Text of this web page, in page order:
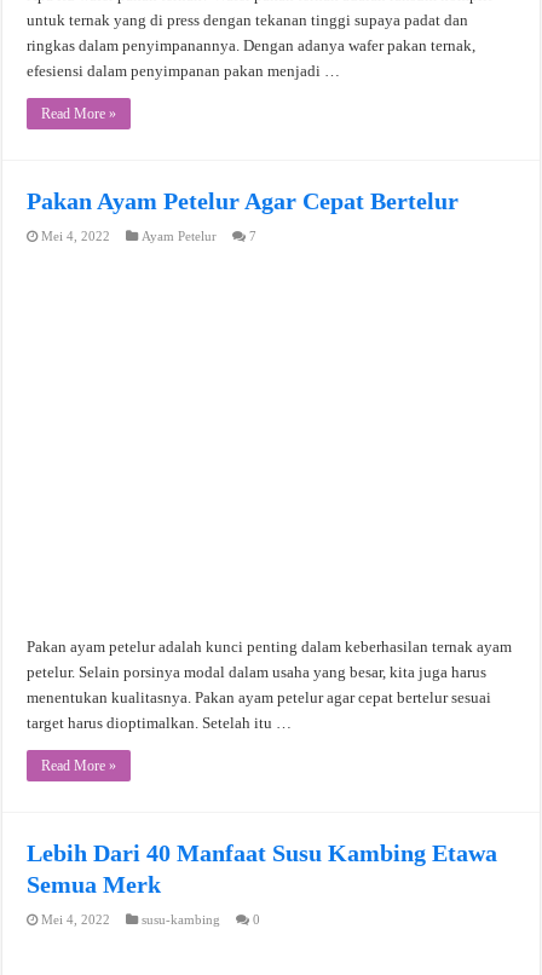
untuk ternak yang di press dengan tekanan tinggi supaya padat dan
ringkas dalam penyimpanannya. Dengan adanya wafer pakan ternak,
efesiensi dalam penyimpanan pakan menjadi …
Read More »
Pakan Ayam Petelur Agar Cepat Bertelur
Mei 4, 2022 Ayam Petelur 7
Pakan ayam petelur adalah kunci penting dalam keberhasilan ternak ayam
petelur. Selain porsinya modal dalam usaha yang besar, kita juga harus
menentukan kualitasnya. Pakan ayam petelur agar cepat bertelur sesuai
target harus dioptimalkan. Setelah itu …
Read More »
Lebih Dari 40 Manfaat Susu Kambing Etawa
Semua Merk
Mei 4, 2022 susu-kambing 0